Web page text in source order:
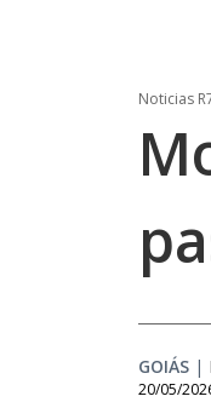
Noticias
GOIÁS |
20/05/